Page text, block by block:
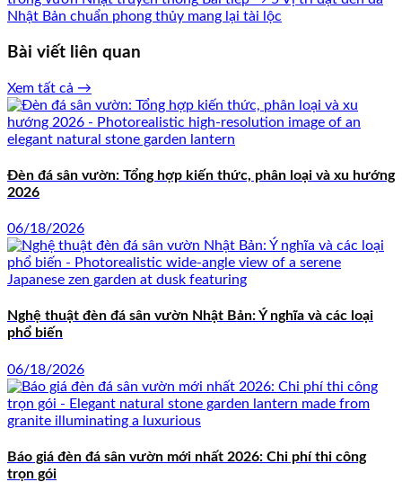
Nhật Bản chuẩn phong thủy mang lại tài lộc
Bài viết liên quan
Xem tất cả →
Đèn đá sân vườn: Tổng hợp kiến thức, phân loại và xu hướng
2026
06/18/2026
Nghệ thuật đèn đá sân vườn Nhật Bản: Ý nghĩa và các loại
phổ biến
06/18/2026
Báo giá đèn đá sân vườn mới nhất 2026: Chi phí thi công
trọn gói